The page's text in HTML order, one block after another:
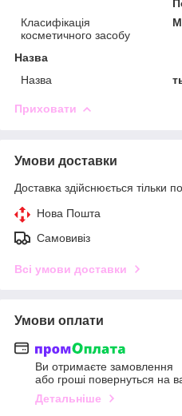
Класифікація
косметичного засобу
Назва
Назва
Приховати
Умови доставки
Доставка здійснюється тільки
Нова Пошта
Самовивіз
Всі умови доставки
Умови оплати
Ви отримаєте замовлення
або гроші повернуться на
Детальніше